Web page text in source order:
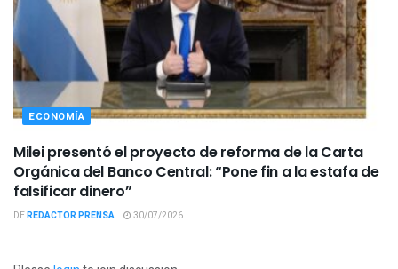
ECONOMÍA
Milei presentó el proyecto de reforma de la Carta
Orgánica del Banco Central: “Pone fin a la estafa de
falsificar dinero”
DEREDACTOR PRENSA 30/07/2026